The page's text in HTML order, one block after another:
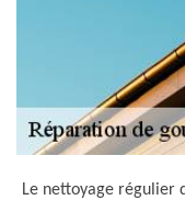
Le nettoyage régulier